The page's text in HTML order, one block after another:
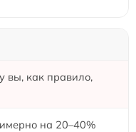
вы, как правило,
на 20–40%